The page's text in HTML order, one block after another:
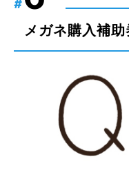
メガネ購入補